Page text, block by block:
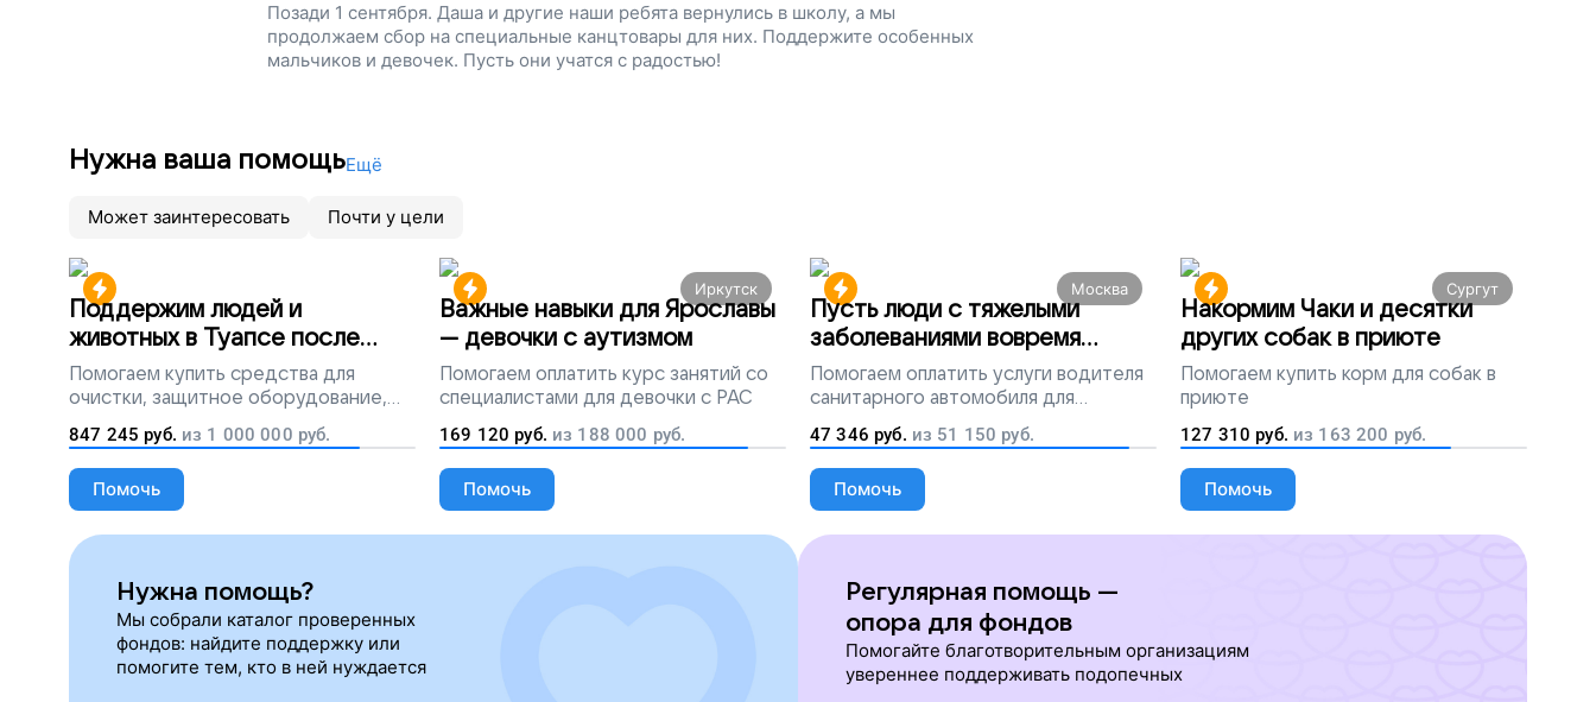
Позади 1 сентября. Даша и другие наши ребята вернулись в школу, а мы
продолжаем сбор на специальные канцтовары для них. Поддержите особенных
мальчиков и девочек. Пусть они учатся с радостью!
Нужна ваша помощьЕщё
Может заинтересовать Почти у цели
Поддержим людей и
животных в Туапсе после
разлива мазута
Помогаем купить средства для
очистки, защитное оборудование,
лекарства, корм и предметы первой
необходимости
847 245 руб. из 1 000 000 руб.
Помочь
Иркутск
Важные навыки для Ярославы
— девочки с аутизмом
Помогаем оплатить курс занятий со
специалистами для девочки с РАС
169 120 руб. из 188 000 руб.
Помочь
Москва
Пусть люди с тяжелыми
заболеваниями вовремя
попадут на лечение
Помогаем оплатить услуги водителя
санитарного автомобиля для
перевозки тяжелобольных людей
47 346 руб. из 51 150 руб.
Помочь
Сургут
Накормим Чаки и десятки
других собак в приюте
Помогаем купить корм для собак в
приюте
127 310 руб. из 163 200 руб.
Помочь
Нужна помощь?
Мы собрали каталог проверенных
фондов: найдите поддержку или
помогите тем, кто в ней нуждается
Регулярная помощь —
опора для фондов
Помогайте благотворительным организациям
увереннее поддерживать подопечных